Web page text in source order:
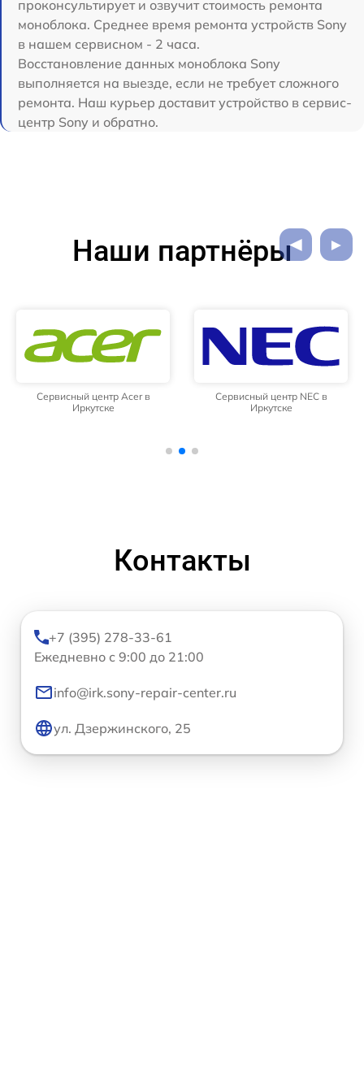
проконсультирует и озвучит стоимость ремонта
моноблока. Среднее время ремонта устройств Sony
в нашем сервисном - 2 часа.
Восстановление данных моноблока Sony
выполняется на выезде, если не требует сложного
ремонта. Наш курьер доставит устройство в сервис-
центр Sony и обратно.
Наши партнёры
Сервисный центр Acer в
Иркутске
Сервисный центр NEC в
Иркутске
Контакты
+7 (395) 278-33-61
Ежедневно с 9:00 до 21:00
info@irk.sony-repair-center.ru
ул. Дзержинского, 25